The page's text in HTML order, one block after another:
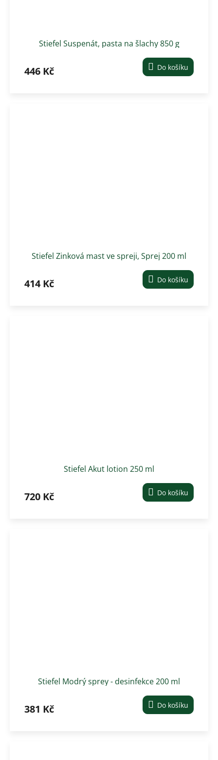
Stiefel Suspenát, pasta na šlachy 850 g
446 Kč Do košíku
Stiefel Zinková mast ve spreji, Sprej 200 ml
414 Kč Do košíku
Stiefel Akut lotion 250 ml
720 Kč Do košíku
Stiefel Modrý sprey - desinfekce 200 ml
381 Kč Do košíku